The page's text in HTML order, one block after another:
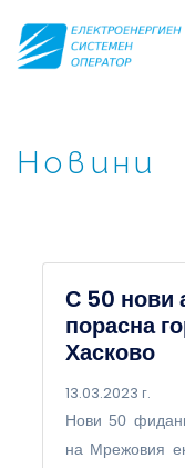
Новини
С 50 нови
порасна
Хасково
13.03.2023 г.
Нови 50
на Мрежовия